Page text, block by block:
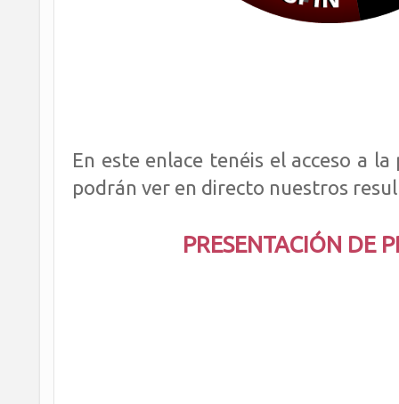
En este enlace tenéis el acceso a
podrán ver en directo nuestros
PRESENTACIÓN DE